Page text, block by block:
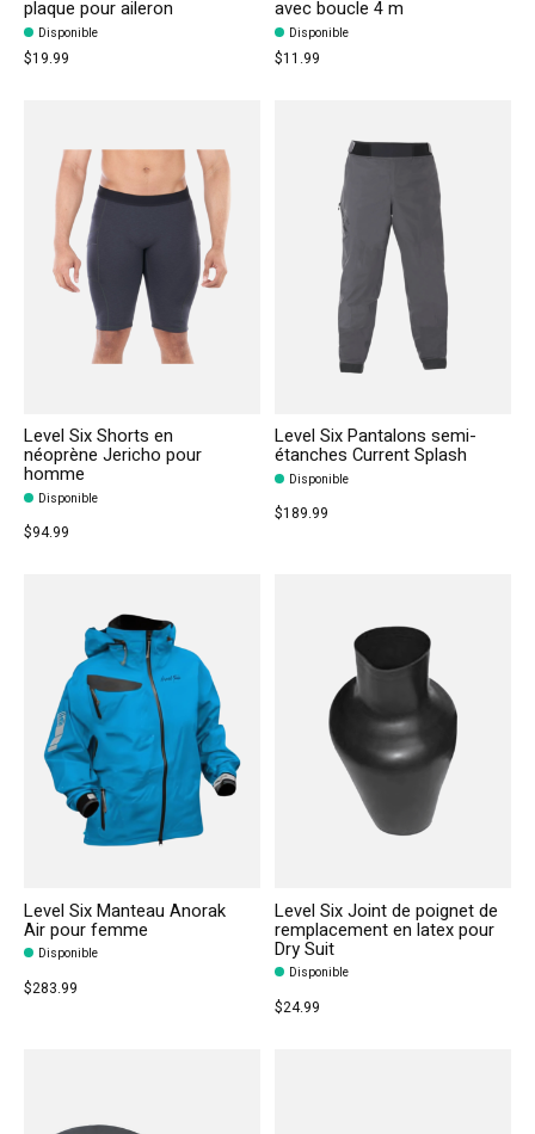
plaque pour aileron
Disponible
$19.99
avec boucle 4 m
Disponible
$11.99
Level Six Shorts en
néoprène Jericho pour
homme
Disponible
$94.99
Level Six Pantalons semi-
étanches Current Splash
Disponible
$189.99
Level Six Manteau Anorak
Air pour femme
Disponible
$283.99
Level Six Joint de poignet de
remplacement en latex pour
Dry Suit
Disponible
$24.99